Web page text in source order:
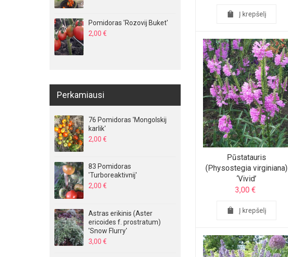
Į krepšelį
Pūstatauris
(Physostegia virginiana)
‘Vivid’
3,00 €
Į krepšelį
Pomidoras 'Rozovij Buket'
2,00 €
Perkamiausi
76 Pomidoras 'Mongolskij
karlik'
2,00 €
83 Pomidoras
'Turboreaktivnij'
2,00 €
Astras erikinis (Aster
ericoides f. prostratum)
'Snow Flurry'
3,00 €